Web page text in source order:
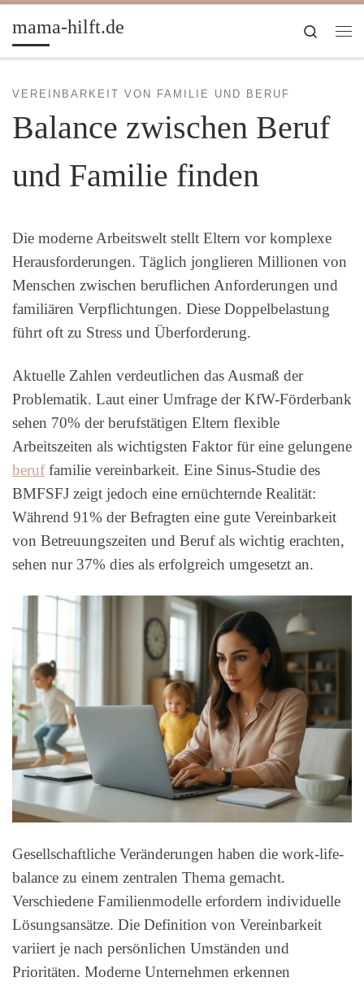
Zum Inhalt springen
mama-hilft.de
Search
VEREINBARKEIT VON FAMILIE UND BERUF
Balance zwischen Beruf
und Familie finden
Die moderne Arbeitswelt stellt Eltern vor komplexe
Herausforderungen. Täglich jonglieren Millionen von
Menschen zwischen beruflichen Anforderungen und
familiären Verpflichtungen. Diese Doppelbelastung
führt oft zu Stress und Überforderung.
Aktuelle Zahlen verdeutlichen das Ausmaß der
Problematik. Laut einer Umfrage der KfW-Förderbank
sehen 70% der berufstätigen Eltern flexible
Arbeitszeiten als wichtigsten Faktor für eine gelungene
beruffamilie vereinbarkeit. Eine Sinus-Studie des
BMFSFJ zeigt jedoch eine ernüchternde Realität:
Während 91% der Befragten eine gute Vereinbarkeit
von Betreuungszeiten und Beruf als wichtig erachten,
sehen nur 37% dies als erfolgreich umgesetzt an.
Gesellschaftliche Veränderungen haben die work-life-
balance zu einem zentralen Thema gemacht.
Verschiedene Familienmodelle erfordern individuelle
Lösungsansätze. Die Definition von Vereinbarkeit
variiert je nach persönlichen Umständen und
Prioritäten. Moderne Unternehmen erkennen